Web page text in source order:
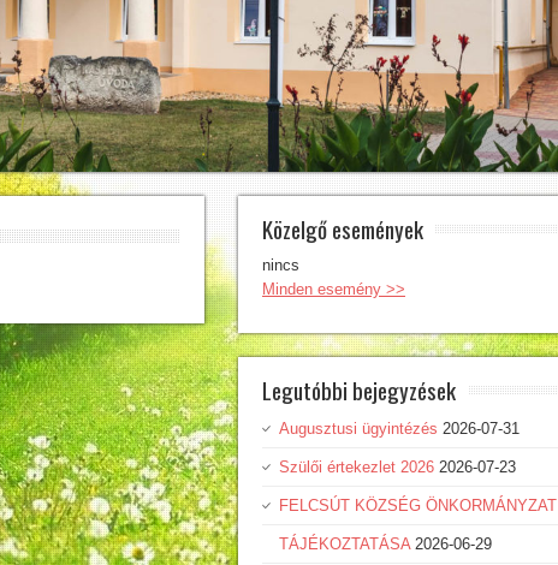
Közelgő események
nincs
Minden esemény >>
Legutóbbi bejegyzések
Augusztusi ügyintézés 2026-07-31
Szülői értekezlet 2026 2026-07-23
FELCSÚT KÖZSÉG ÖNKORMÁNYZAT
TÁJÉKOZTATÁSA 2026-06-29